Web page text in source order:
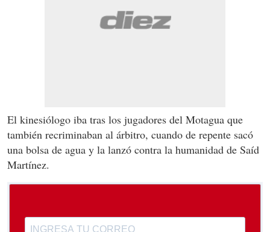
El kinesiólogo iba tras los jugadores del Motagua que
también recriminaban al árbitro, cuando de repente sacó
una bolsa de agua y la lanzó contra la humanidad de Saíd
Martínez.